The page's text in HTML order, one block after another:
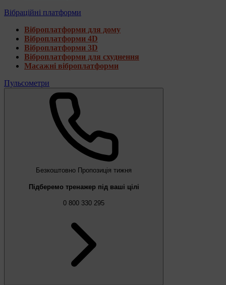
Вібраційні платформи
Віброплатформи для дому
Віброплатформи 4D
Віброплатформи 3D
Віброплатформи для схуднення
Масажні віброплатформи
Пульсометри
Безкоштовно Пропозиція тижня
Підберемо тренажер під ваші цілі
0 800 330 295